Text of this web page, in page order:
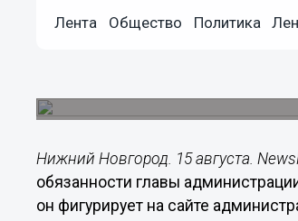
Лента Общество Политика
Алексей Глазов
Нижний Новгород. 15 августа.
обязанности главы
он фигурирует на сайте